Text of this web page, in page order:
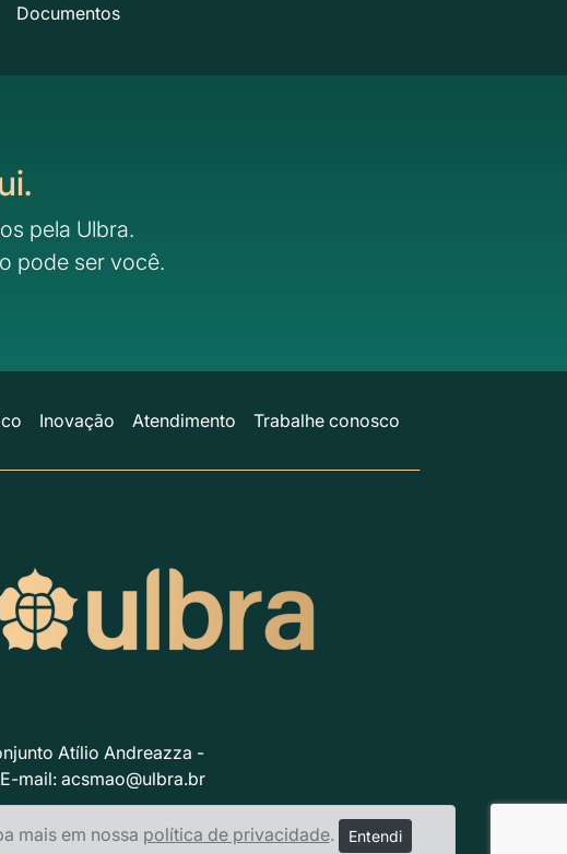
Documentos
pela Ulbra.
pode ser você.
Inovação Atendimento Trabalhe conosco
Atílio Andreazza -
mail: acsmao@ulbra.br
mais em nossa política de privacidade. Entendi